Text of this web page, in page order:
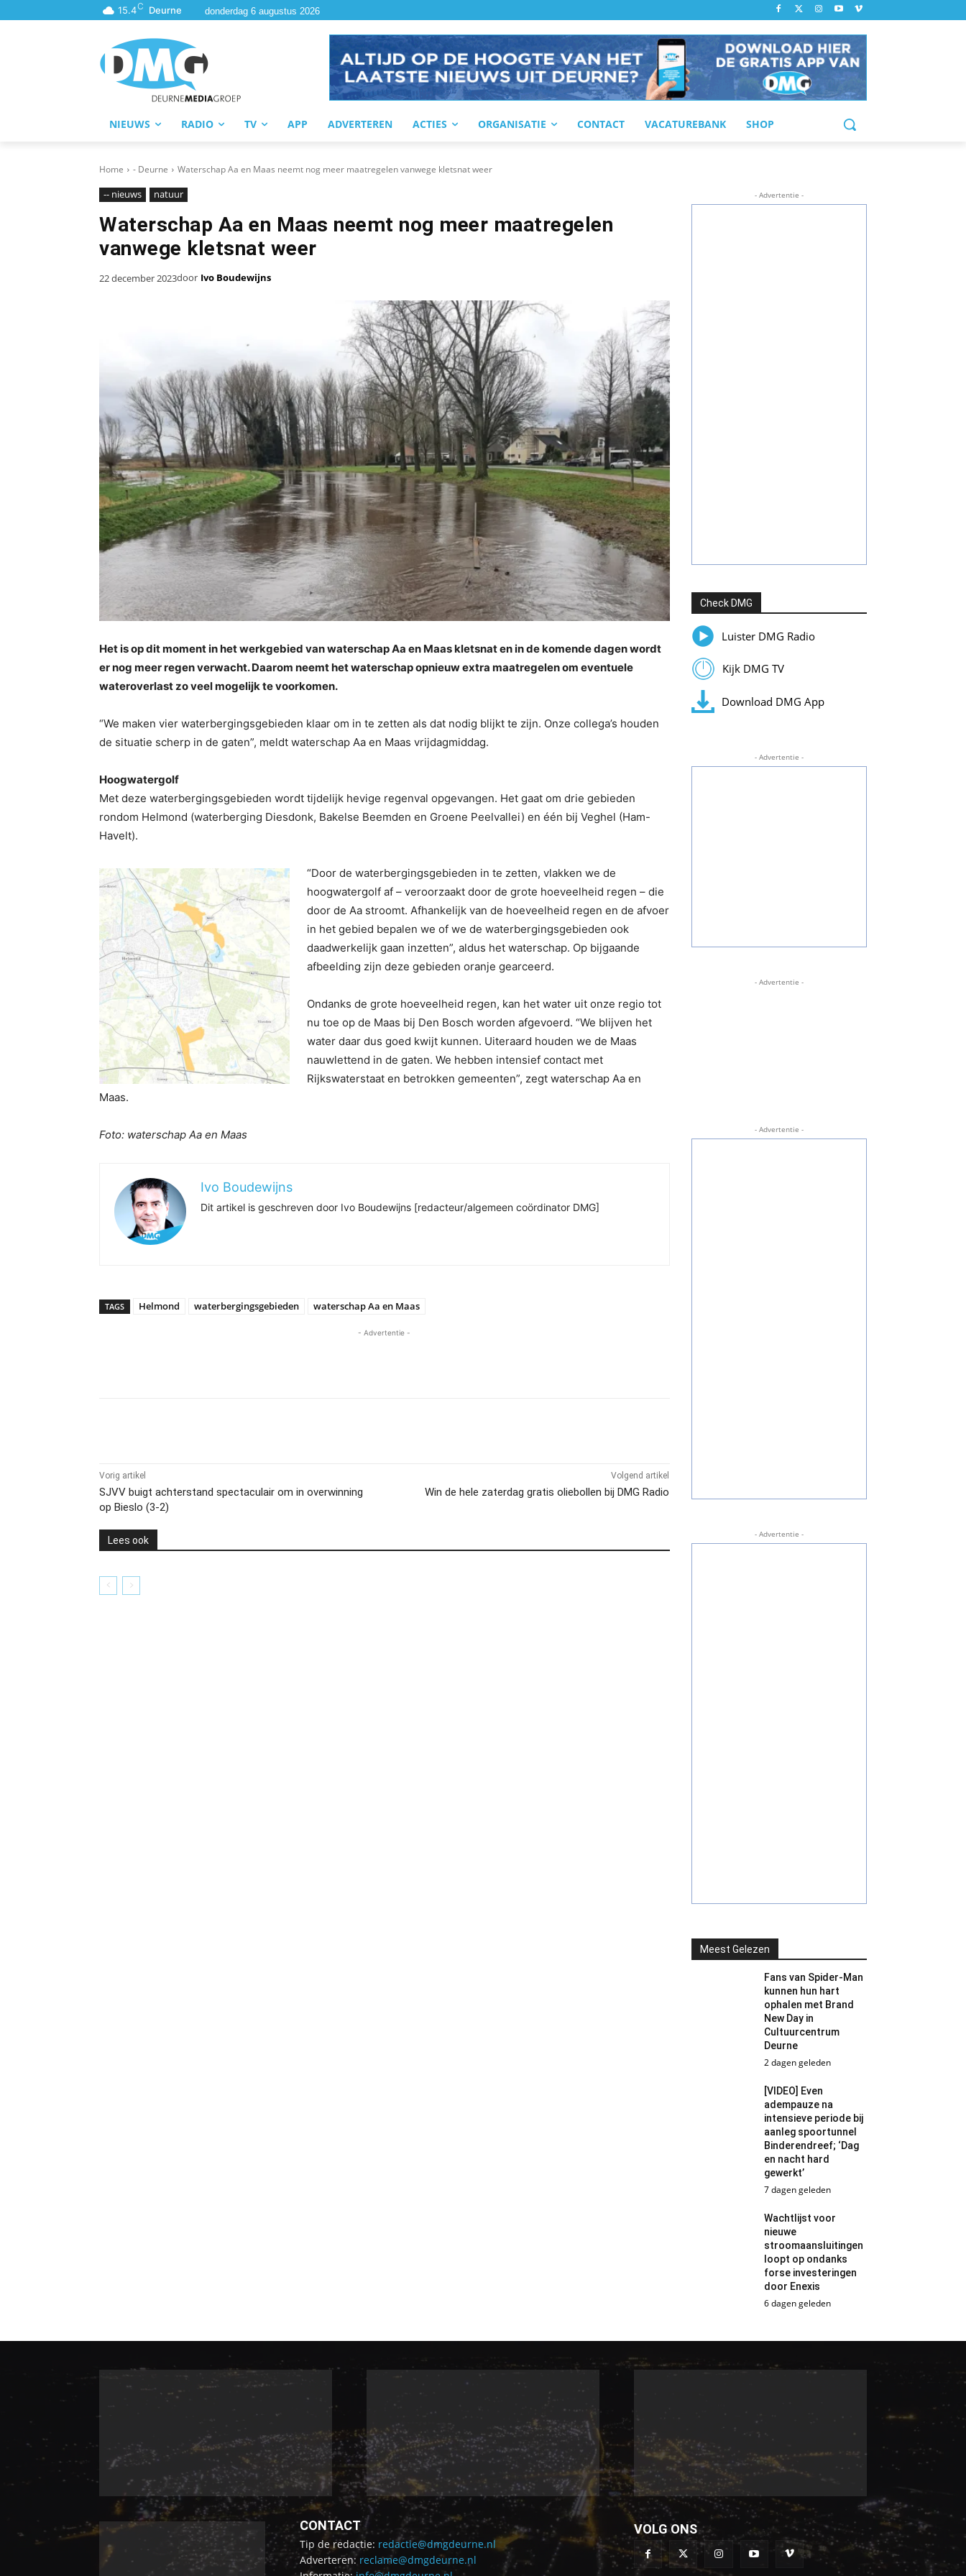
15.4C Deurne donderdag 6 augustus 2026
NIEUWS RADIO TV APP ADVERTEREN ACTIES ORGANISATIE CONTACT VACATUREBANK SHOP
Home - Deurne Waterschap Aa en Maas neemt nog meer maatregelen vanwege kletsnat weer
-- nieuws natuur
Waterschap Aa en Maas neemt nog meer maatregelen
vanwege kletsnat weer
22 december 2023door Ivo Boudewijns
Het is op dit moment in het werkgebied van waterschap Aa en Maas kletsnat en in de komende dagen wordt
er nog meer regen verwacht. Daarom neemt het waterschap opnieuw extra maatregelen om eventuele
wateroverlast zo veel mogelijk te voorkomen.
“We maken vier waterbergingsgebieden klaar om in te zetten als dat nodig blijkt te zijn. Onze collega’s houden
de situatie scherp in de gaten”, meldt waterschap Aa en Maas vrijdagmiddag.
Hoogwatergolf
Met deze waterbergingsgebieden wordt tijdelijk hevige regenval opgevangen. Het gaat om drie gebieden
rondom Helmond (waterberging Diesdonk, Bakelse Beemden en Groene Peelvallei) en één bij Veghel (Ham-
Havelt).
“Door de waterbergingsgebieden in te zetten, vlakken we de
hoogwatergolf af – veroorzaakt door de grote hoeveelheid regen – die
door de Aa stroomt. Afhankelijk van de hoeveelheid regen en de afvoer
in het gebied bepalen we of we de waterbergingsgebieden ook
daadwerkelijk gaan inzetten”, aldus het waterschap. Op bijgaande
afbeelding zijn deze gebieden oranje gearceerd.
Ondanks de grote hoeveelheid regen, kan het water uit onze regio tot
nu toe op de Maas bij Den Bosch worden afgevoerd. “We blijven het
water daar dus goed kwijt kunnen. Uiteraard houden we de Maas
nauwlettend in de gaten. We hebben intensief contact met
Rijkswaterstaat en betrokken gemeenten”, zegt waterschap Aa en
Maas.
Foto: waterschap Aa en Maas
Ivo Boudewijns
Dit artikel is geschreven door Ivo Boudewijns [redacteur/algemeen coördinator DMG]
TAGS Helmond waterbergingsgebieden waterschap Aa en Maas
- Advertentie -
Vorig artikel
SJVV buigt achterstand spectaculair om in overwinning
op Bieslo (3-2)
Volgend artikel
Win de hele zaterdag gratis oliebollen bij DMG Radio
Lees ook
- Advertentie -
Check DMG
Luister DMG Radio
Kijk DMG TV
Download DMG App
- Advertentie -
- Advertentie -
- Advertentie -
- Advertentie -
Meest Gelezen
Fans van Spider-Man
kunnen hun hart
ophalen met Brand
New Day in
Cultuurcentrum
Deurne
2 dagen geleden
[VIDEO] Even
adempauze na
intensieve periode bij
aanleg spoortunnel
Binderendreef; ‘Dag
en nacht hard
gewerkt’
7 dagen geleden
Wachtlijst voor
nieuwe
stroomaansluitingen
loopt op ondanks
forse investeringen
door Enexis
6 dagen geleden
CONTACT
Tip de redactie: redactie@dmgdeurne.nl
Adverteren: reclame@dmgdeurne.nl
VOLG ONS